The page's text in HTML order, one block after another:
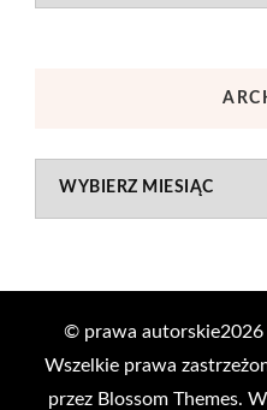
Archiwa
© prawa autorskie2026
Wszelkie prawa
przez Blossom Themes.